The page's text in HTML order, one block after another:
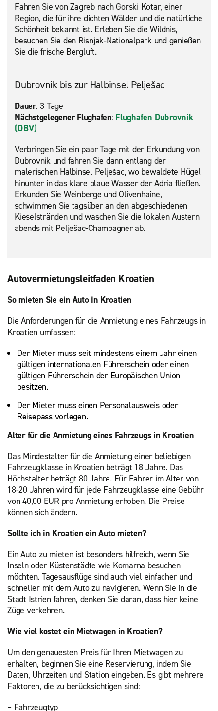
Fahren Sie von Zagreb nach Gorski Kotar, einer
Region, die für ihre dichten Wälder und die natürliche
Schönheit bekannt ist. Erleben Sie die Wildnis,
besuchen Sie den Risnjak-Nationalpark und genießen
Sie die frische Bergluft.
Dubrovnik bis zur Halbinsel Pelješac
Dauer: 3 Tage
Nächstgelegener Flughafen: Flughafen Dubrovnik
(DBV)
Verbringen Sie ein paar Tage mit der Erkundung von
Dubrovnik und fahren Sie dann entlang der
malerischen Halbinsel Pelješac, wo bewaldete Hügel
hinunter in das klare blaue Wasser der Adria fließen.
Erkunden Sie Weinberge und Olivenhaine,
schwimmen Sie tagsüber an den abgeschiedenen
Kieselstränden und waschen Sie die lokalen Austern
abends mit Pelješac-Champagner ab.
Autovermietungsleitfaden Kroatien
So mieten Sie ein Auto in Kroatien
Die Anforderungen für die Anmietung eines Fahrzeugs in
Kroatien umfassen:
Der Mieter muss seit mindestens einem Jahr einen
gültigen internationalen Führerschein oder einen
gültigen Führerschein der Europäischen Union
besitzen.
Der Mieter muss einen Personalausweis oder
Reisepass vorlegen.
Alter für die Anmietung eines Fahrzeugs in Kroatien
Das Mindestalter für die Anmietung einer beliebigen
Fahrzeugklasse in Kroatien beträgt 18 Jahre. Das
Höchstalter beträgt 80 Jahre. Für Fahrer im Alter von
18-20 Jahren wird für jede Fahrzeugklasse eine Gebühr
von 40,00 EUR pro Anmietung erhoben. Die Preise
können sich ändern.
Sollte ich in Kroatien ein Auto mieten?
Ein Auto zu mieten ist besonders hilfreich, wenn Sie
Inseln oder Küstenstädte wie Komarna besuchen
möchten. Tagesausflüge sind auch viel einfacher und
schneller mit dem Auto zu navigieren. Wenn Sie in die
Stadt Istrien fahren, denken Sie daran, dass hier keine
Züge verkehren.
Wie viel kostet ein Mietwagen in Kroatien?
Um den genauesten Preis für Ihren Mietwagen zu
erhalten, beginnen Sie eine Reservierung, indem Sie
Daten, Uhrzeiten und Station eingeben. Es gibt mehrere
Faktoren, die zu berücksichtigen sind:
– Fahrzeugtyp